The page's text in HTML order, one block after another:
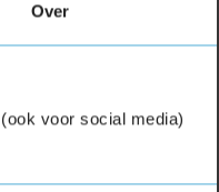
Over
voor social media)